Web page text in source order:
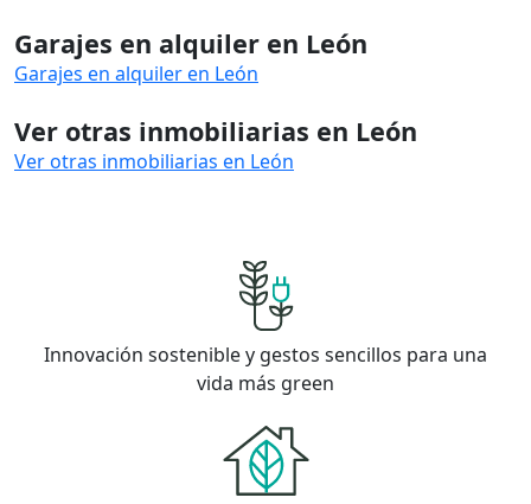
Garajes en alquiler en León
Garajes en alquiler en León
Ver otras inmobiliarias en León
Ver otras inmobiliarias en León
Innovación sostenible y gestos sencillos para una
vida más green